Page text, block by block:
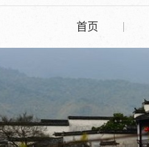
首页